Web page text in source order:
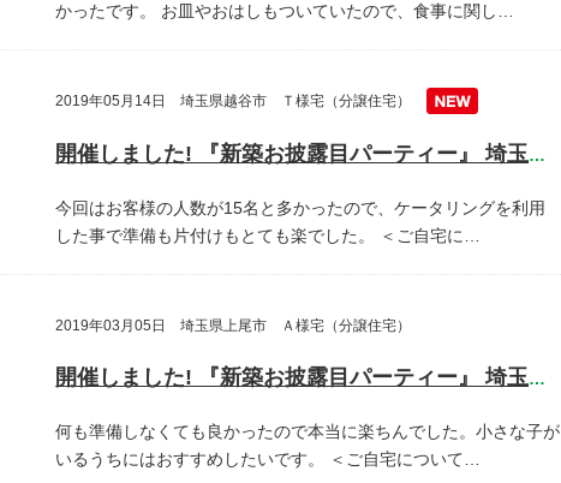
かったです。
お皿やおはしもついていたので、食事に関し…
2019年05月14日 埼玉県越谷市 Ｔ様宅（分譲住宅）
開催しました! 『新築お披露目パーティー』 埼玉県越谷市 T様宅
今回はお客様の人数が15名と多かったので、ケータリングを利用
した事で準備も片付けもとても楽でした。
＜ご自宅に…
2019年03月05日 埼玉県上尾市 Ａ様宅（分譲住宅）
開催しました! 『新築お披露目パーティー』 埼玉県上尾市 A様宅
何も準備しなくても良かったので本当に楽ちんでした。小さな子が
いるうちにはおすすめしたいです。
＜ご自宅について…